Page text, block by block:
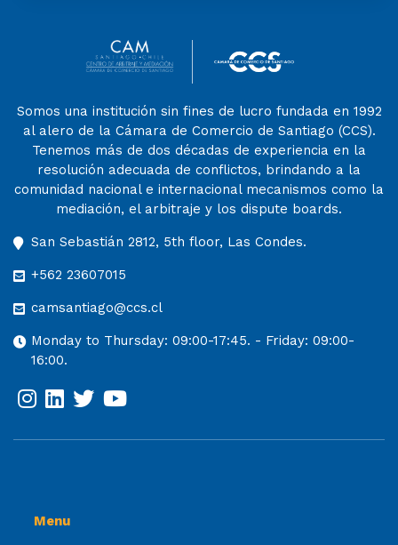
Somos una institución sin fines de lucro fundada en 1992
al alero de la Cámara de Comercio de Santiago (CCS).
Tenemos más de dos décadas de experiencia en la
resolución adecuada de conflictos, brindando a la
comunidad nacional e internacional mecanismos como la
mediación, el arbitraje y los dispute boards.
San Sebastián 2812, 5th floor, Las Condes.
+562 23607015
camsantiago@ccs.cl
Monday to Thursday: 09:00-17:45. - Friday: 09:00-
16:00.
Menu